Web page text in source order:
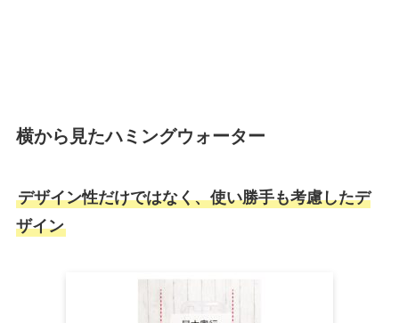
横から見たハミングウォーター
デザイン性だけではなく、使い勝手も考慮したデ
ザイン